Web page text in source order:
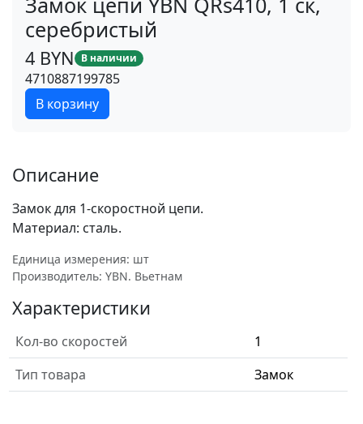
серебристый
4 BYN В наличии
4710887199785
В корзину
Описание
Замок для 1-скоростной цепи.
Материал: сталь.
Единица измерения: шт
Производитель: YBN. Вьетнам
Характеристики
Кол-во скоростей
1
Тип товара
Замок